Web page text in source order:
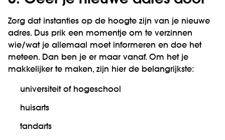
Zorg dat instanties op de hoogte zijn van je nieuwe
adres. Dus prik een momentje om te verzinnen
wie/wat je allemaal moet informeren en doe het
meteen. Dan ben je er maar vanaf. Om het je
makkelijker te maken, zijn hier de belangrijkste:
universiteit of hogeschool
huisarts
tandarts